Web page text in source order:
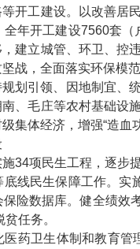
开工建设。以改善居
年开工建设7560套
建立城管、环卫、控
战，全面落实环保模
划引领、因地制宜、
、毛庄等农村基础设
集体经济，增强“造
34项民生工程，逐步
线民生保障工作。
险数据库。健全绩效
任务。
药卫生体制和教育